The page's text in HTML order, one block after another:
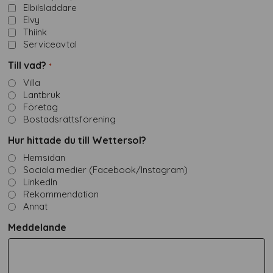
Elbilsladdare
Elvy
Thiink
Serviceavtal
Till vad? *
Villa
Lantbruk
Företag
Bostadsrättsförening
Hur hittade du till Wettersol?
Hemsidan
Sociala medier (Facebook/Instagram)
LinkedIn
Rekommendation
Annat
Meddelande